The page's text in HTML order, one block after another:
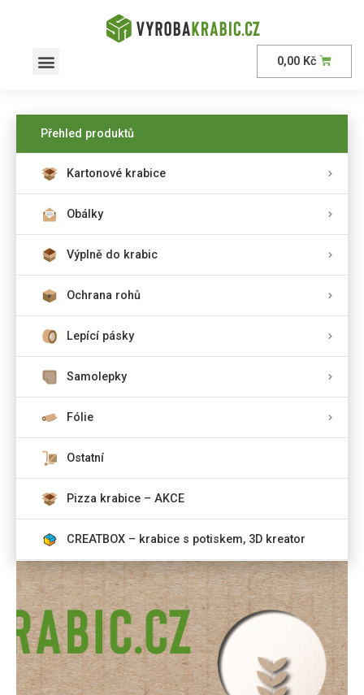
0,00 Kč
Přehled produktů
Kartonové krabice
Obálky
Výplně do krabic
Ochrana rohů
Lepící pásky
Samolepky
Fólie
Ostatní
Pizza krabice – AKCE
CREATBOX – krabice s potiskem, 3D kreator